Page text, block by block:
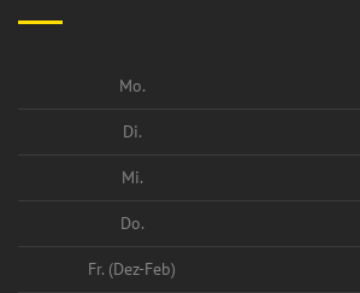
Mo.
Di.
Mi.
Do.
Fr. (Dez-Feb)